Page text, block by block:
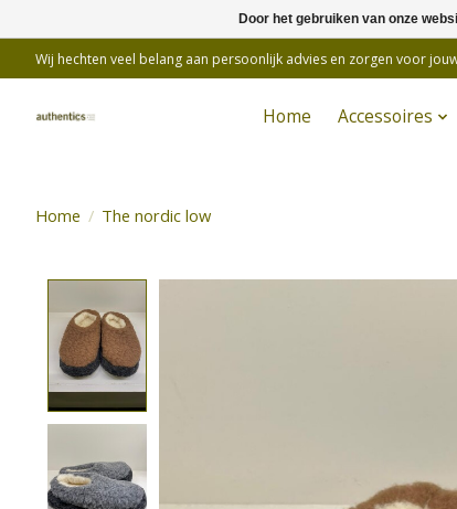
Wij hechten veel belang aan persoonlijk advies en zorgen voor
Home Accessoires
Home / The nordic low
Door het gebruiken van onze